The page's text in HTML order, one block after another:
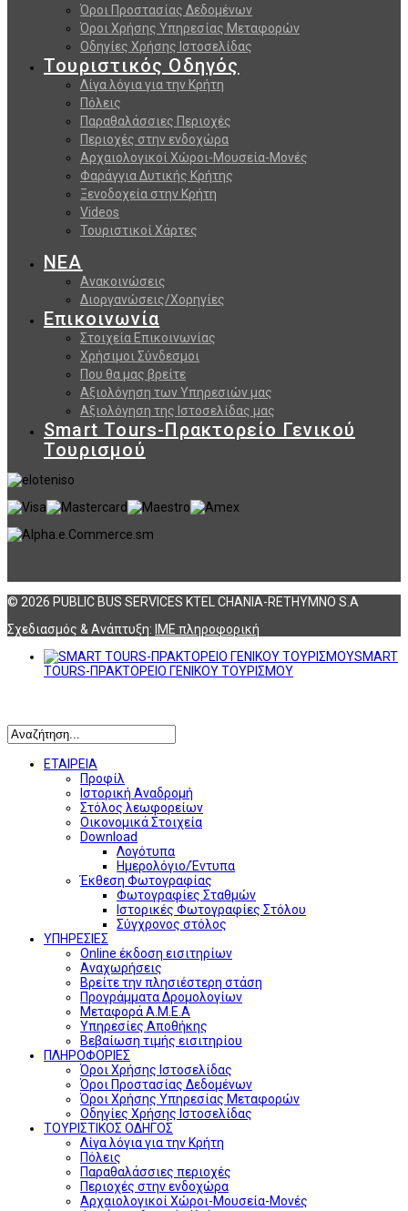
Όροι Προστασίας Δεδομένων
Όροι Χρήσης Υπηρεσίας Μεταφορών
Οδηγίες Χρήσης Ιστοσελίδας
Τουριστικός Οδηγός
Λίγα λόγια για την Κρήτη
Πόλεις
Παραθαλάσσιες Περιοχές
Περιοχές στην ενδοχώρα
Αρχαιολογικοί Χώροι-Μουσεία-Μονές
Φαράγγια Δυτικής Κρήτης
Ξενοδοχεία στην Κρήτη
Videos
Τουριστικοί Χάρτες
ΝΕΑ
Ανακοινώσεις
Διοργανώσεις/Χορηγίες
Επικοινωνία
Στοιχεία Επικοινωνίας
Χρήσιμοι Σύνδεσμοι
Που θα μας βρείτε
Αξιολόγηση των Υπηρεσιών μας
Αξιολόγηση της Ιστοσελίδας μας
Smart Tours-Πρακτορείο Γενικού
Τουρισμού
© 2026 PUBLIC BUS SERVICES KTEL CHANIA-RETHYMNO S.A
Σχεδιασμός & Ανάπτυξη: ΙΜΕ πληροφορική
SMART
TOURS-ΠΡΑΚΤΟΡΕΙΟ ΓΕΝΙΚΟΥ ΤΟΥΡΙΣΜΟΥ
ΕΤΑΙΡΕΙΑ
Προφίλ
Ιστορική Αναδρομή
Στόλος λεωφορείων
Οικονομικά Στοιχεία
Download
Λογότυπα
Ημερολόγιο/Έντυπα
Έκθεση Φωτογραφίας
Φωτογραφίες Σταθμών
Ιστορικές Φωτογραφίες Στόλου
Σύγχρονος στόλος
ΥΠΗΡΕΣΙΕΣ
Online έκδοση εισιτηρίων
Αναχωρήσεις
Βρείτε την πλησιέστερη στάση
Προγράμματα Δρομολογίων
Μεταφορά Α.Μ.Ε.Α
Υπηρεσίες Αποθήκης
Βεβαίωση τιμής εισιτηρίου
ΠΛΗΡΟΦΟΡΙΕΣ
Όροι Χρήσης Ιστοσελίδας
Όροι Προστασίας Δεδομένων
Όροι Χρήσης Υπηρεσίας Μεταφορών
Οδηγίες Χρήσης Ιστοσελίδας
ΤΟΥΡΙΣΤΙΚΟΣ ΟΔΗΓΟΣ
Λίγα λόγια για την Κρήτη
Πόλεις
Παραθαλάσσιες περιοχές
Περιοχές στην ενδοχώρα
Αρχαιολογικοί Χώροι-Μουσεία-Μονές